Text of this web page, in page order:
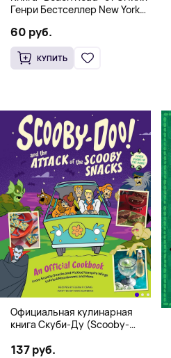
Генри Бестселлер New York
60 руб.
КУПИТЬ
Официальная кулинарная
книга Скуби-Ду (Scooby-
Scooby Snacks), Твердый
137 руб.